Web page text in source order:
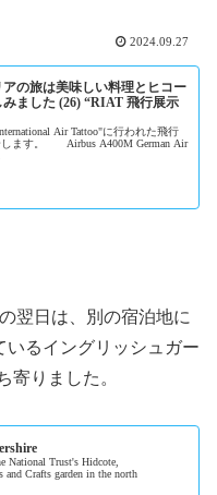
2024.09.27
の旅は美味しい料理とヒコー
ました (26) “RIAT 飛行展示
Air Tattoo"に行われた飛行
します。 Airbus A400M German Air
翌日は、別の宿泊地に
いるイングリッシュガー
寄りました。
National Trust's Hidcote,
and Crafts garden in the north